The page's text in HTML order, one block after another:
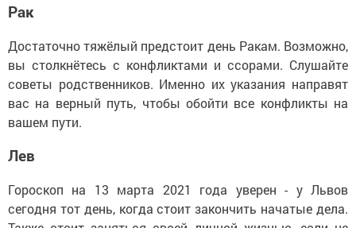
Рак
Достаточно тяжёлый предстоит день Ракам. Возможно,
вы столкнётесь с конфликтами и ссорами. Слушайте
советы родственников. Именно их указания направят
вас на верный путь, чтобы обойти все конфликты на
вашем пути.
Лев
Гороскоп на 13 марта 2021 года уверен - у Львов
сегодня тот день, когда стоит закончить начатые дела.